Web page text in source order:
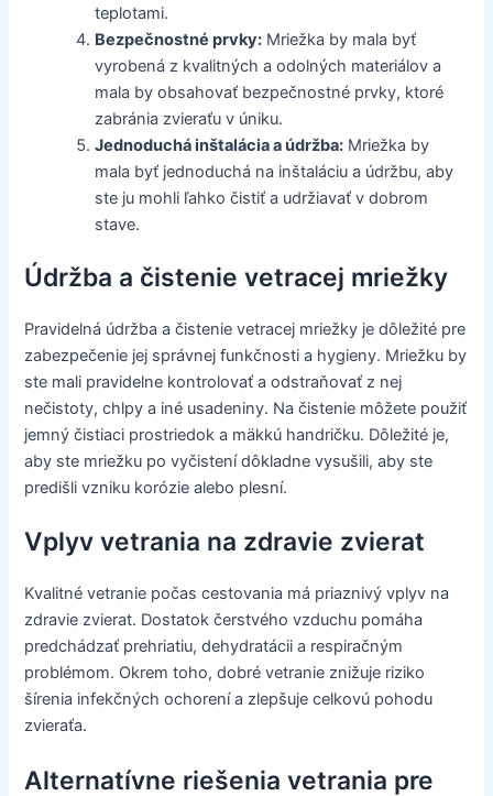
teplotami.
Bezpečnostné prvky: Mriežka by mala byť
vyrobená z kvalitných a odolných materiálov a
mala by obsahovať bezpečnostné prvky, ktoré
zabránia zvieraťu v úniku.
Jednoduchá inštalácia a údržba: Mriežka by
mala byť jednoduchá na inštaláciu a údržbu, aby
ste ju mohli ľahko čistiť a udržiavať v dobrom
stave.
Údržba a čistenie vetracej mriežky
Pravidelná údržba a čistenie vetracej mriežky je dôležité pre
zabezpečenie jej správnej funkčnosti a hygieny. Mriežku by
ste mali pravidelne kontrolovať a odstraňovať z nej
nečistoty, chlpy a iné usadeniny. Na čistenie môžete použiť
jemný čistiaci prostriedok a mäkkú handričku. Dôležité je,
aby ste mriežku po vyčistení dôkladne vysušili, aby ste
predišli vzniku korózie alebo plesní.
Vplyv vetrania na zdravie zvierat
Kvalitné vetranie počas cestovania má priaznivý vplyv na
zdravie zvierat. Dostatok čerstvého vzduchu pomáha
predchádzať prehriatiu, dehydratácii a respiračným
problémom. Okrem toho, dobré vetranie znižuje riziko
šírenia infekčných ochorení a zlepšuje celkovú pohodu
zvieraťa.
Alternatívne riešenia vetrania pre